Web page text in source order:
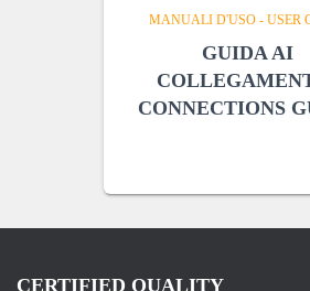
MANUALI D'USO - USER
GUIDA AI
CONNECTIONS
CERTIFIED QUALITY